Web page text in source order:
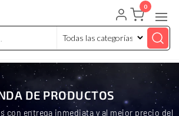
0
DE PRODUCTOS
con entrega inmediata y al mejor precio del